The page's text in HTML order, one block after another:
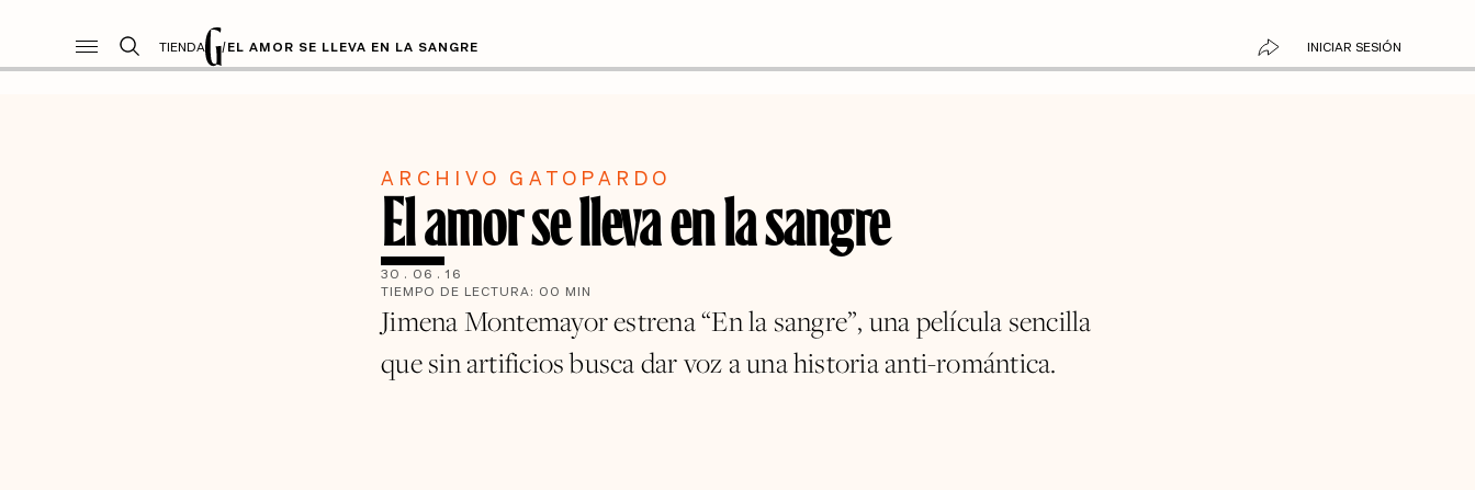
TIENDA /EL AMOR SE LLEVA EN LA SANGRE INICIAR SESIÓN
ARCHIVO GATOPARDO
El amor se lleva en la sangre
30 . 06 . 16
TIEMPO DE LECTURA: 00 MIN
Jimena Montemayor estrena “En la sangre”, una película sencilla
que sin artificios busca dar voz a una historia anti-romántica.